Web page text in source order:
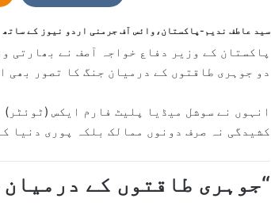
n
e
m
a
سید عاطف ندیم-پاکستان،وائس آف جرمنی اردو نیوز کے ساتھ
پاکستان کے وزیر دفاع خواجہ آصف نے بھارتی
دو جوہری طاقتوں کے درمیان جنگ کا تصور بھی
انہوں نے سوشل میڈیا پلیٹ فارم ایکس
کشیدگی نہ صرف دونوں ممالک بلکہ پوری دنیا
“جوہری طاقتوں کے